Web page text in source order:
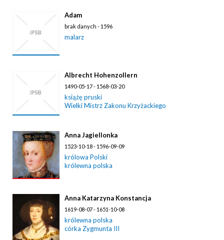
Adam
brak danych - 1596
malarz
Albrecht Hohenzollern
1490-05-17 - 1568-03-20
książę pruski
Wielki Mistrz Zakonu Krzyżackiego
Anna Jagiellonka
1523-10-18 - 1596-09-09
królowa Polski
królewna polska
Anna Katarzyna Konstancja
1619-08-07 - 1651-10-08
królewna polska
córka Zygmunta III